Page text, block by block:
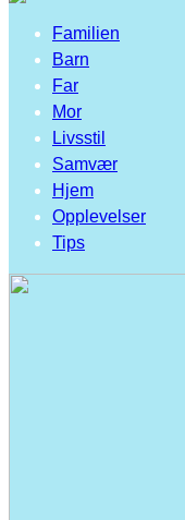
Familien
Barn
Far
Mor
Livsstil
Samvær
Hjem
Opplevelser
Tips